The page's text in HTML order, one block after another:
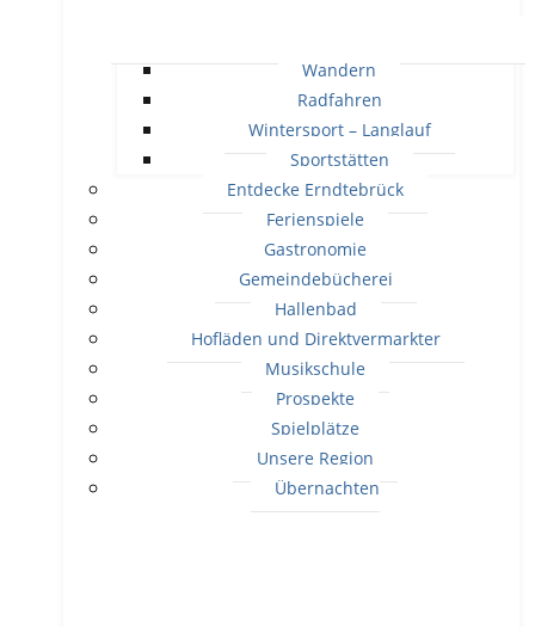
Wandern
Radfahren
Wintersport – Langlauf
Sportstätten
Entdecke Erndtebrück
Ferienspiele
Gastronomie
Gemeindebücherei
Hallenbad
Hofläden und Direktvermarkter
Musikschule
Prospekte
Spielplätze
Unsere Region
Übernachten